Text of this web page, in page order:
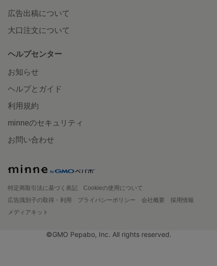
広告出稿について
大口注文について
ヘルプセンター
お知らせ
ヘルプとガイド
利用規約
minneのセキュリティ
お問い合わせ
特定商取引法に基づく表記
Cookieの使用について
広告識別子の取得・利用
プライバシーポリシー 会社概要
採用情報
メディアキット
©GMO Pepabo, Inc. All rights reserved.